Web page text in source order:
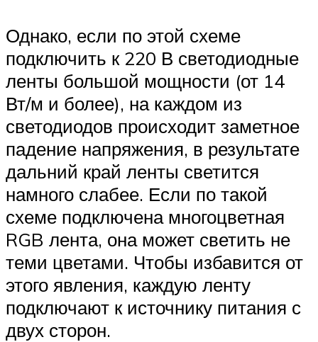
Однако, если по этой схеме
подключить к 220 В светодиодные
ленты большой мощности (от 14
Вт/м и более), на каждом из
светодиодов происходит заметное
падение напряжения, в результате
дальний край ленты светится
намного слабее. Если по такой
схеме подключена многоцветная
RGB лента, она может светить не
теми цветами. Чтобы избавится от
этого явления, каждую ленту
подключают к источнику питания с
двух сторон.